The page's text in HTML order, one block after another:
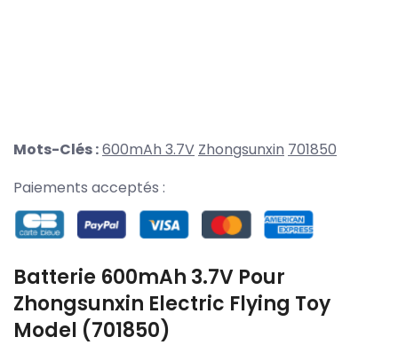
Mots-Clés :600mAh 3.7V Zhongsunxin 701850
Paiements acceptés :
Batterie 600mAh 3.7V Pour
Zhongsunxin Electric Flying Toy
Model (701850)